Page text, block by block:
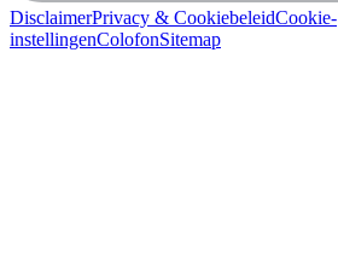
DisclaimerPrivacy & CookiebeleidCookie-
instellingenColofonSitemap